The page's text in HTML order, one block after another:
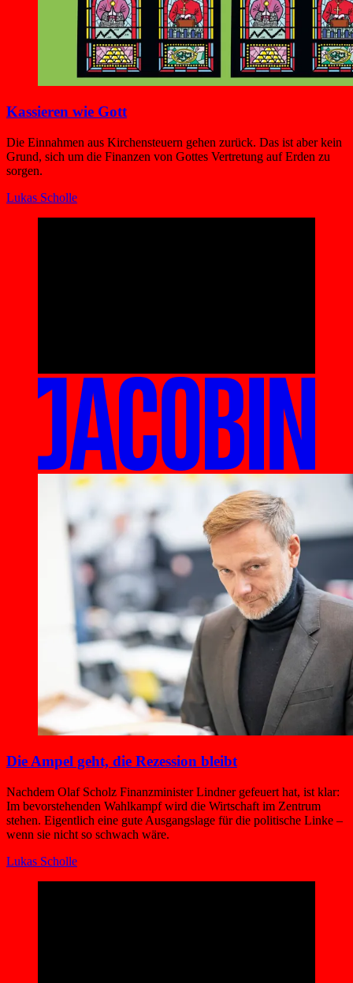
Kassieren wie Gott
Die Einnahmen aus Kirchensteuern gehen zurück. Das ist aber kein
Grund, sich um die Finanzen von Gottes Vertretung auf Erden zu
sorgen.
Lukas Scholle
Die Ampel geht, die Rezession bleibt
Nachdem Olaf Scholz Finanzminister Lindner gefeuert hat, ist klar:
Im bevorstehenden Wahlkampf wird die Wirtschaft im Zentrum
stehen. Eigentlich eine gute Ausgangslage für die politische Linke –
wenn sie nicht so schwach wäre.
Lukas Scholle